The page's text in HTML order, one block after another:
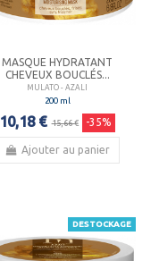
MASQUE HYDRATANT
CHEVEUX BOUCLÉS...
MULATO - AZALI
200 ml
10,18 € 15,66 € -35%
Ajouter au panier
DESTOCKAGE